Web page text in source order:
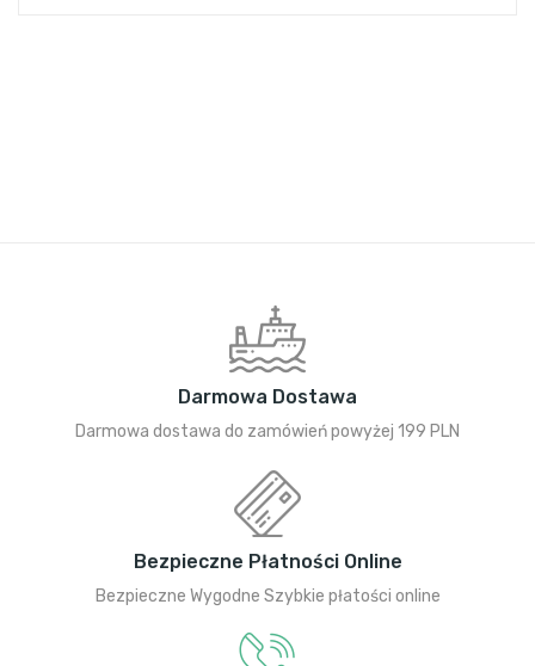
Darmowa Dostawa
Darmowa dostawa do zamówień powyżej 199 PLN
Bezpieczne Płatności Online
Bezpieczne Wygodne Szybkie płatości online